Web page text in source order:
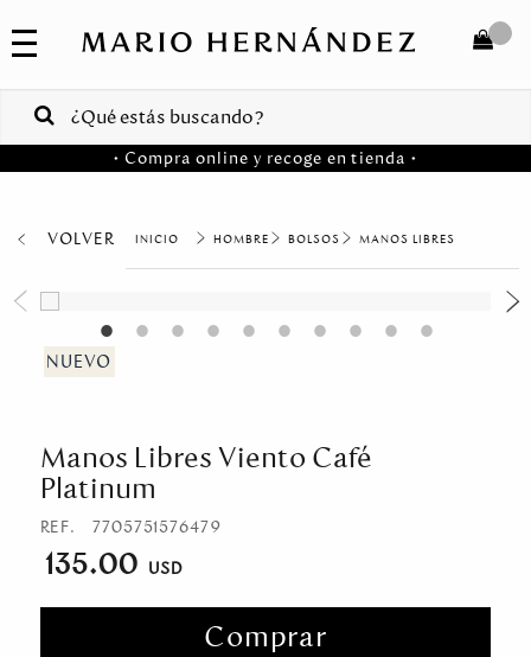
COLECCIONES
VENTAS
CORPORATIVAS
Venezuela
COMPRAR
• Compra online y recoge en tienda •
VOLVER HOMBRE BOLSOS MANOS LIBRES
Manos Libres Viento Café
Platinum
REF. 7705751576479
135.00
Comprar